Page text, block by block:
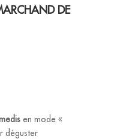
DE
en mode «
déguster